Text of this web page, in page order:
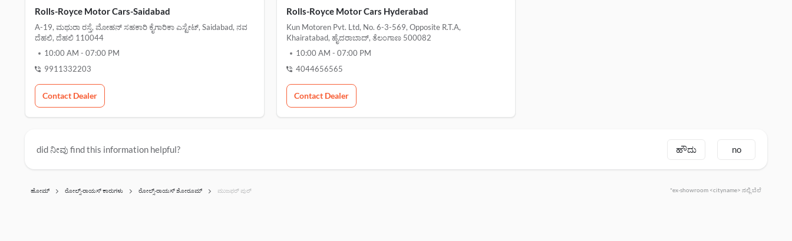
Rolls-Royce Motor Cars-Saidabad
A-19, ಮಥುರಾ ರಸ್ತೆ, ಮೋಹನ್ ಸಹಕಾರಿ ಕೈಗಾರಿಕಾ ಎಸ್ಟೇಟ್, Saidabad, ನವ
ದೆಹಲಿ, ದೆಹಲಿ 110044
10:00 AM - 07:00 PM
9911332203
Contact Dealer
Rolls-Royce Motor Cars Hyderabad
Kun Motoren Pvt. Ltd, No. 6-3-569, Opposite R.t.a,
Khairatabad, ಹೈದರಾಬಾದ್, ತೆಲಂಗಾಣ 500082
10:00 AM - 07:00 PM
4044656565
Contact Dealer
did ನೀವು find this information helpful? ಹೌದು no
ಹೋಮ್ ರೋಲ್ಸ್-ರಾಯಸ್ ಕಾರುಗಳು ರೋಲ್ಸ್-ರಾಯಸ್ ಶೋರೂಮ್‌ ಮುಜಫರ್ ಪುರ್ *ex-showroom <cityname> ನಲ್ಲಿ ಬೆಲೆ